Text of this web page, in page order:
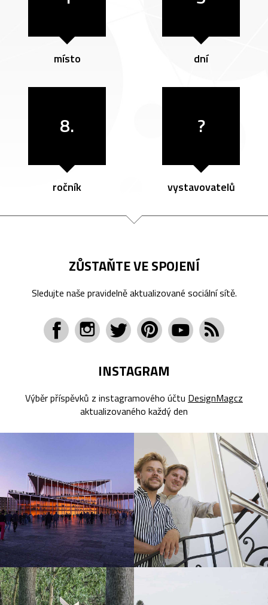
místo dní
8.
ročník
?
vystavovatelů
ZŮSTAŇTE VE SPOJENÍ
Sledujte naše pravidelně aktualizované sociální sítě.
INSTAGRAM
Výběr příspěvků z instagramového účtu DesignMagcz
aktualizovaného každý den